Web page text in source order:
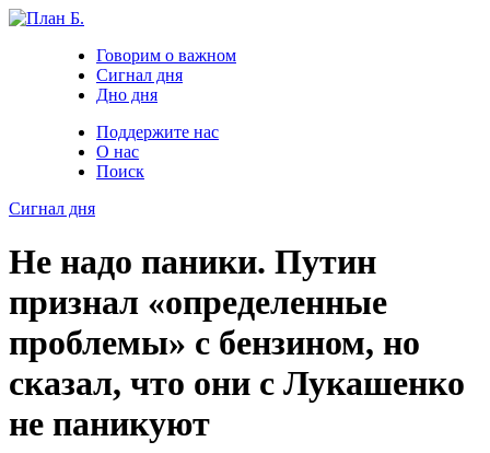
Говорим о важном
Сигнал дня
Дно дня
Поддержите нас
О нас
Поиск
Сигнал дня
Не надо паники. Путин
признал «определенные
проблемы» с бензином, но
сказал, что они с Лукашенко
не паникуют